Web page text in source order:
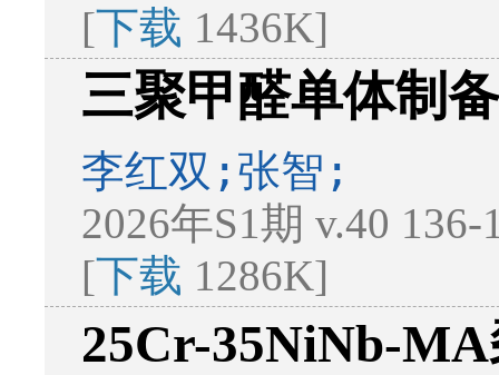
[下载 1436K]
三聚甲醛单体制
李红双;张智;
2026年S1期 v.40
[下载 1286K]
25Cr-35NiNb-